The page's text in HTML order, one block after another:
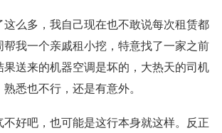
这么多，我自己现在也不敢说每次租赁都
帮我一个亲戚租小挖，特意找了一家之前
果送来的机器空调是坏的，大热天的司机
悉也不行，还是有意外。
不好吧，也可能是这行本身就这样。反正